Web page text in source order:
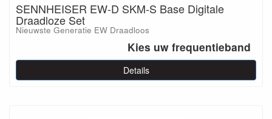
SENNHEISER EW-D SKM-S Base Digitale
Draadloze Set
Nieuwste Generatie EW Draadloos
Kies uw frequentieband
Details